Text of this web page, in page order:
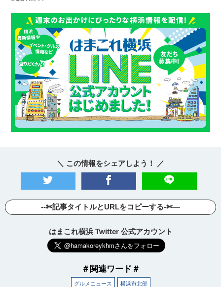
＼ この情報をシェアしよう！ ／
--✄記事タイトルとURLをコピーする-✄—
はまこれ横浜 Twitter 公式アカウント
＃関連ワード＃
グルメニュース 横浜市北部